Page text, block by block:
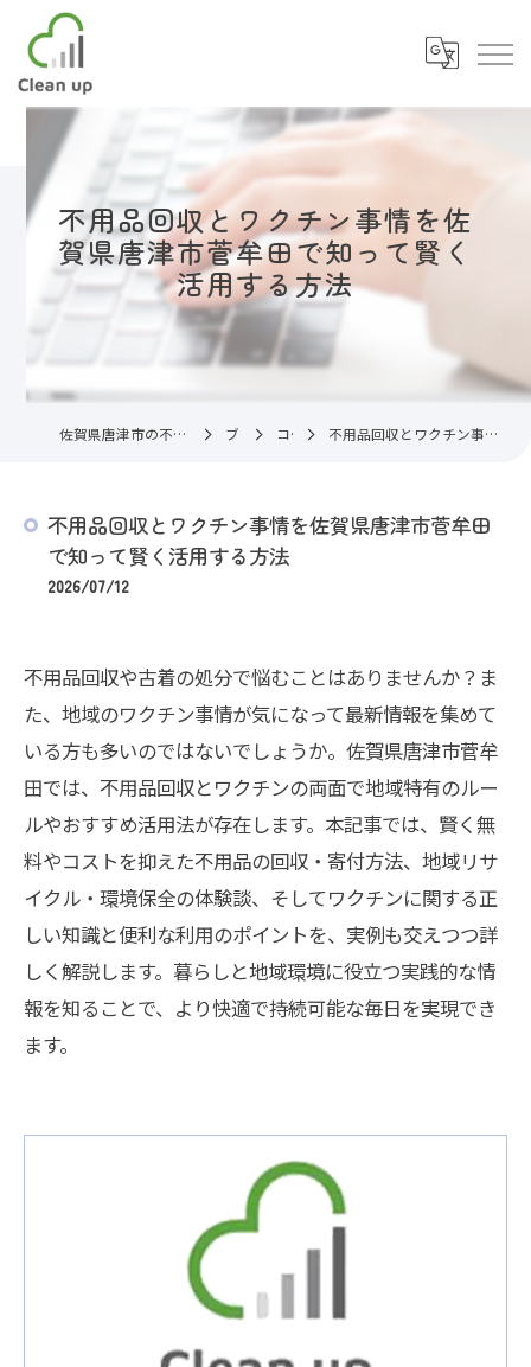
不用品回収とワクチン事情を佐
賀県唐津市菅牟田で知って賢く
活用する方法
佐賀県唐津市の不用品回収なら片付け代行サービスC.U ブログ コラム 不用品回収とワクチン事情を佐賀県唐津市菅牟田で知って賢く活用する方法
不用品回収とワクチン事情を佐賀県唐津市菅牟田
で知って賢く活用する方法
2026/07/12
不用品回収や古着の処分で悩むことはありませんか？ま
た、地域のワクチン事情が気になって最新情報を集めて
いる方も多いのではないでしょうか。佐賀県唐津市菅牟
田では、不用品回収とワクチンの両面で地域特有のルー
ルやおすすめ活用法が存在します。本記事では、賢く無
料やコストを抑えた不用品の回収・寄付方法、地域リサ
イクル・環境保全の体験談、そしてワクチンに関する正
しい知識と便利な利用のポイントを、実例も交えつつ詳
しく解説します。暮らしと地域環境に役立つ実践的な情
報を知ることで、より快適で持続可能な毎日を実現でき
ます。